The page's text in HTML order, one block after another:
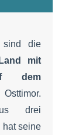
sind die
Land mit
dem
drei
hat seine